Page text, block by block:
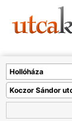
A térképet
Boltok látszódjanak